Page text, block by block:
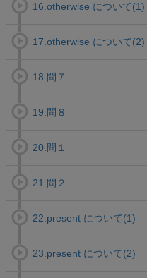
16.otherwise について(1)
17.otherwise について(2)
18.問７
19.問８
20.問１
21.問２
22.present について(1)
23.present について(2)